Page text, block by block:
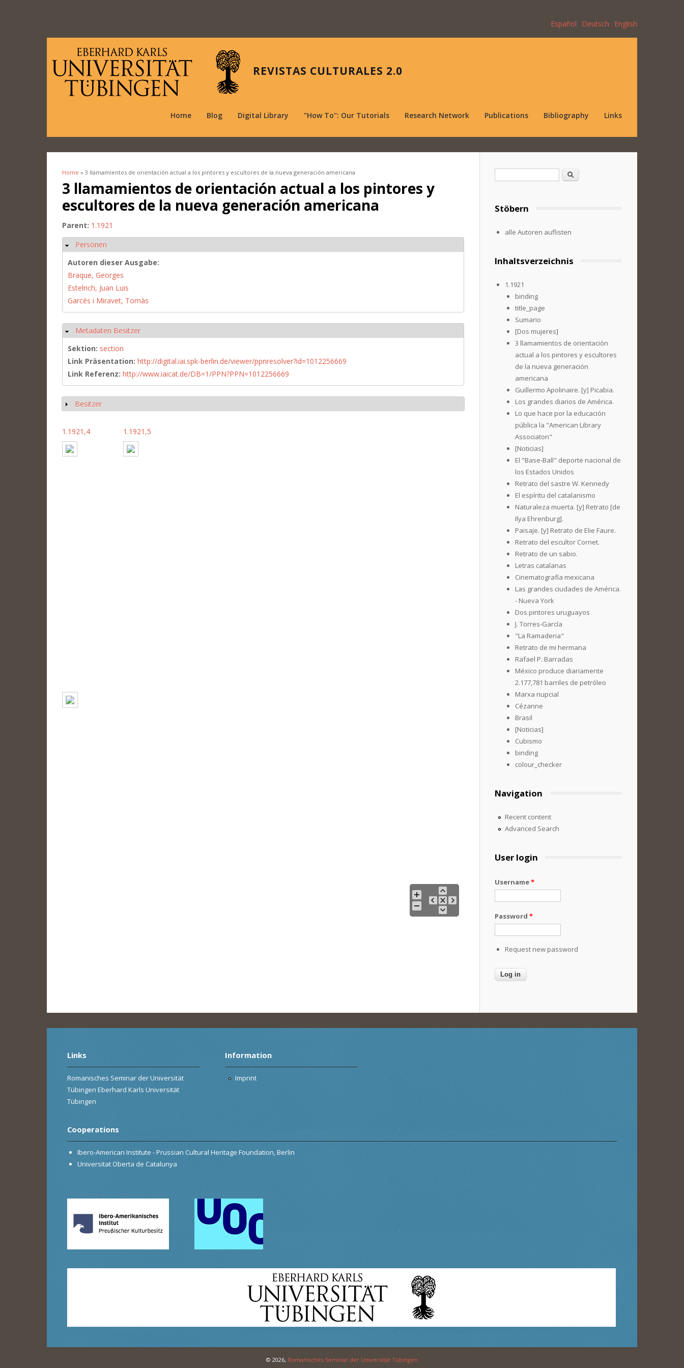
Español Deutsch English
REVISTAS CULTURALES 2.0
Home Blog Digital Library "How To": Our Tutorials Research Network Publications Bibliography Links
You are here
Home » 3 llamamientos de orientación actual a los pintores y escultores de la nueva generación americana
3 llamamientos de orientación actual a los pintores y
escultores de la nueva generación americana
Parent: 1.1921
Hide
Personen
Autoren dieser Ausgabe:
Braque, Georges
Estelrich, Juan Luis
Garcés i Miravet, Tomàs
Hide
Metadaten Besitzer
Sektion: section
Link Präsentation: http://digital.iai.spk-berlin.de/viewer/ppnresolver?id=1012256669
Link Referenz: http://www.iaicat.de/DB=1/PPN?PPN=1012256669
Show
Besitzer
1.1921,4 1.1921,5
Search
Stöbern
alle Autoren auflisten
Inhaltsverzeichnis
1.1921
binding
title_page
Sumario
[Dos mujeres]
3 llamamientos de orientación
actual a los pintores y escultores
de la nueva generación
americana
Guillermo Apolinaire. [y] Picabia.
Los grandes diarios de América.
Lo que hace por la educación
pública la "American Library
Associaton"
[Noticias]
El "Base-Ball" deporte nacional de
los Estados Unidos
Retrato del sastre W. Kennedy
El espíritu del catalanismo
Naturaleza muerta. [y] Retrato [de
Ilya Ehrenburg].
Paisaje. [y] Retrato de Elie Faure.
Retrato del escultor Cornet.
Retrato de un sabio.
Letras catalanas
Cinematografía mexicana
Las grandes ciudades de América.
- Nueva York
Dos pintores uruguayos
J. Torres-García
"La Ramaderia"
Retrato de mi hermana
Rafael P. Barradas
México produce diariamente
2.177,781 barriles de petróleo
Marxa nupcial
Cézanne
Brasil
[Noticias]
Cubismo
binding
colour_checker
Navigation
Recent content
Advanced Search
User login
Username*
Password *
Request new password
Links
Romanisches Seminar der Universität
Tübingen Eberhard Karls Universität
Tübingen
Information
Imprint
Cooperations
Ibero-American Institute - Prussian Cultural Heritage Foundation, Berlin
Universitat Oberta de Catalunya
© 2026, Romanisches Seminar der Universität Tübingen